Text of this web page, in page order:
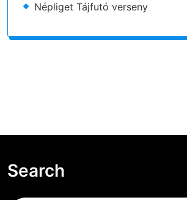
Népliget Tájfutó verseny
Search